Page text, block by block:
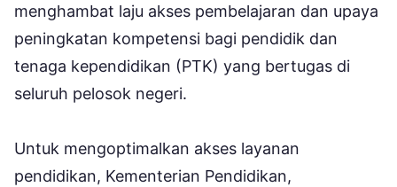
menghambat laju akses pembelajaran dan upaya
peningkatan kompetensi bagi pendidik dan
tenaga kependidikan (PTK) yang bertugas di
seluruh pelosok negeri.
Untuk mengoptimalkan akses layanan
pendidikan, Kementerian Pendidikan,